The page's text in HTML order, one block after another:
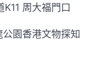
周大福門口
園香港文物探知